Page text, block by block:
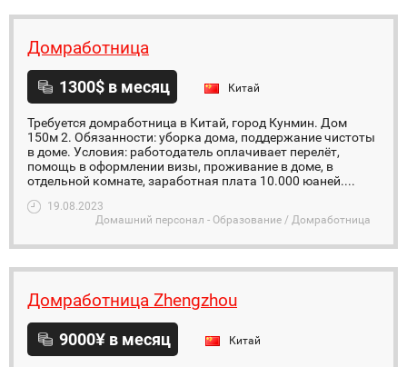
Домработница
1300$ в месяц Китай
Требуется домработница в Китай, город Кунмин. Дом
150м 2. Обязанности: уборка дома, поддержание чистоты
в доме. Условия: работодатель оплачивает перелёт,
помощь в оформлении визы, проживание в доме, в
отдельной комнате, заработная плата 10.000 юаней....
19.08.2023
Домашний персонал - Образование / Домработница
Домработница Zhengzhou
9000¥ в месяц Китай